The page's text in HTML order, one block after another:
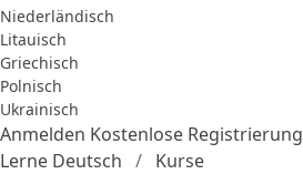
Niederländisch
Litauisch
Griechisch
Polnisch
Ukrainisch
Anmelden Kostenlose Registrierung
Lerne Deutsch
Kurse